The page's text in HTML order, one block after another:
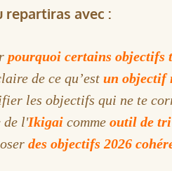
repartiras avec :
pourquoi certains objectifs
de ce qu’est un objectif
les objectifs qui ne te
de l'Ikigai comme outil de tri
des objectifs 2026